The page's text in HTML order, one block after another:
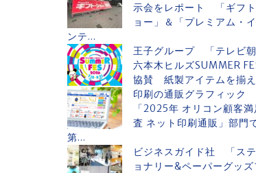
示会をレポート 「ギフ
ョー」＆「プレミアム・
ンテ...
王子グループ 「テレビ朝
六本木ヒルズSUMMER
協賛 紙製アイテムを揃
印刷の通販グラフィック
「2025年 オリコン顧客
査 ネット印刷通販」部門
第...
ビジネスガイド社 「ス
ョナリー&ペーパーグッズ